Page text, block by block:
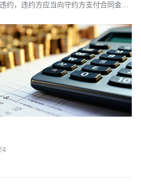
约，违约方应当向守约方支付合同金额
也是无效的。这是第一条。第二条违约
支付万分之五的罚息，也就是说每天按